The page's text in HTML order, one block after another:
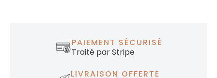
PAIEMENT SÉCURISÉ
Traité par Stripe
LIVRAISON OFFERTE